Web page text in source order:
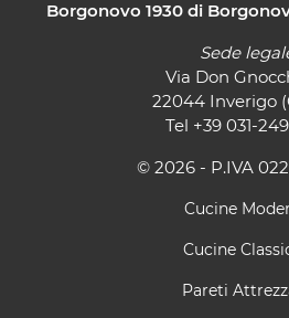
Borgonovo 1930 di
Sede
Via Don
22044 Inverigo
Tel +39 031-
© 2026 - P.IVA
Cucine
Cucine
Pareti